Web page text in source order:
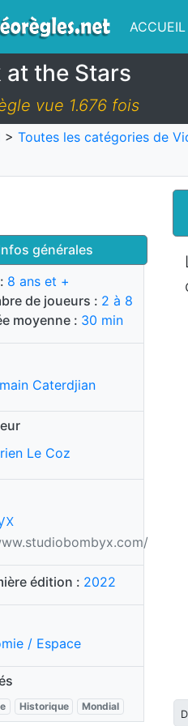
ACCUEIL
at the Stars
vue 1.676 fois
> Toutes les catégories de
générales
8 ans et +
de joueurs : 2 à 8
moyenne : 30 min
Caterdjian
Le Coz
édition : 2022
/ Espace
Historique Mondial